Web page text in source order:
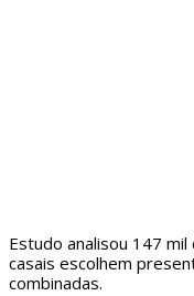
Estudo analisou 147
casais escolhem
combinadas.